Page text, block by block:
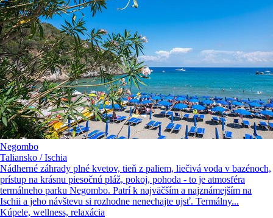
Negombo
Taliansko / Ischia
Nádherné záhrady plné kvetov, tieň z paliem, liečivá voda v bazénoch,
prístup na krásnu piesočnú pláž, pokoj, pohoda - to je atmosféra
termálneho parku Negombo. Patrí k najväčším a najznámejším na
Ischii a jeho návštevu si rozhodne nenechajte ujsť. Termálny...
Kúpele, wellness, relaxácia